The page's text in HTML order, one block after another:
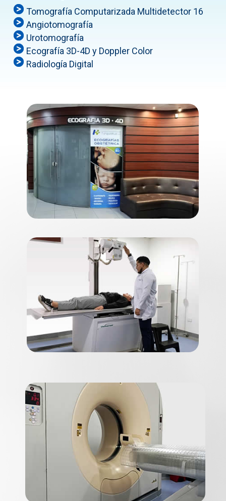
Tomografía Computarizada Multidetector 16
Angiotomografía
Urotomografía
Ecografía 3D-4D y Doppler Color
Radiología Digital